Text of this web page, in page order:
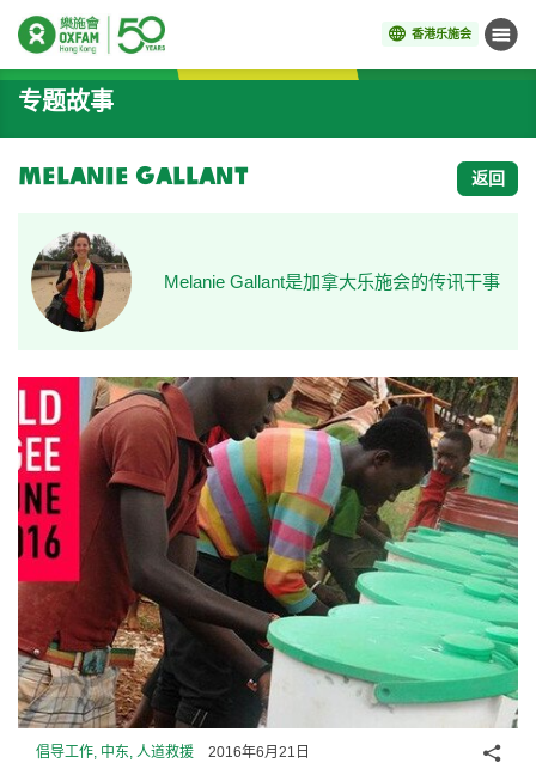
香港乐施会 菜单
开始主要内容
专题故事
Melanie Gallant 返回
Melanie Gallant是加拿大乐施会的传讯干事
倡导工作, 中东, 人道救援 2016年6月21日 分享